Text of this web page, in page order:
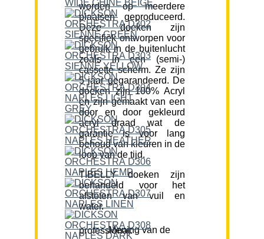
worden op meerdere
plaatsen geproduceerd.
Deze doeken zijn
specifiek ontworpen voor
gebruik in de buitenlucht
zoals in een (semi-)
cassette scherm. Ze zijn
5 jaar gegarandeerd. De
doeken zijn 100% Acryl
en zijn gemaakt van een
door en door gekleurd
acryl draad wat de
garantie is voor lang
behoud van kleuren in de
loop van de tijd.
TIBELLY doeken zijn
behandeld voor het
afstoten van vuil en
water.
Mening van de professional: